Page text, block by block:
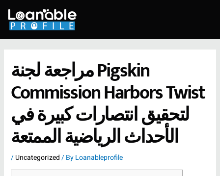
content
مراجعة لجنة Pigskin
Commission Harbors Twist
لتحقيق انتصارات كبيرة في
الأحداث الرياضية الممتعة
/Uncategorized/ ByLoanableprofile